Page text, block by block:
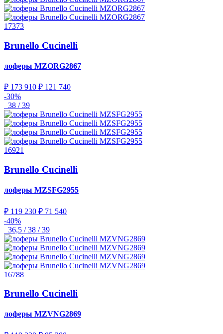
17373
Brunello Cucinelli
лоферы MZORG2867
₽ 173 910 ₽ 121 740
-30%
38 / 39
16921
Brunello Cucinelli
лоферы MZSFG2955
₽ 119 230 ₽ 71 540
-40%
36,5 / 38 / 39
16788
Brunello Cucinelli
лоферы MZVNG2869